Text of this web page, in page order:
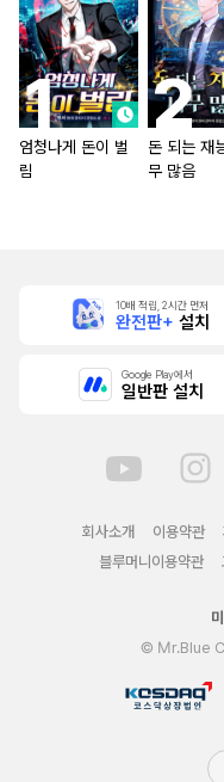
엄청나게 돈이 벌
림
돈 되는 재
무 많음
10배 적립, 2시간 먼저
완전판+ 설치
Google Play에서
일반판 설치
회사소개 이용약관
블루머니이용약관
© Mr.Blue